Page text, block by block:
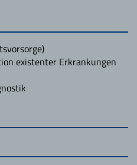
existenter Erkrankungen